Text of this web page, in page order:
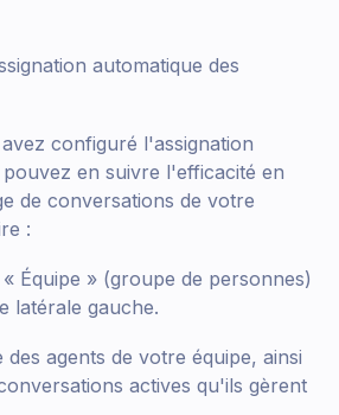
automatique des
configuré l'assignation
en suivre l'efficacité en
de conversations de votre
:
Équipe » (groupe de personnes)
latérale gauche.
agents de votre équipe, ainsi
actives qu'ils gèrent